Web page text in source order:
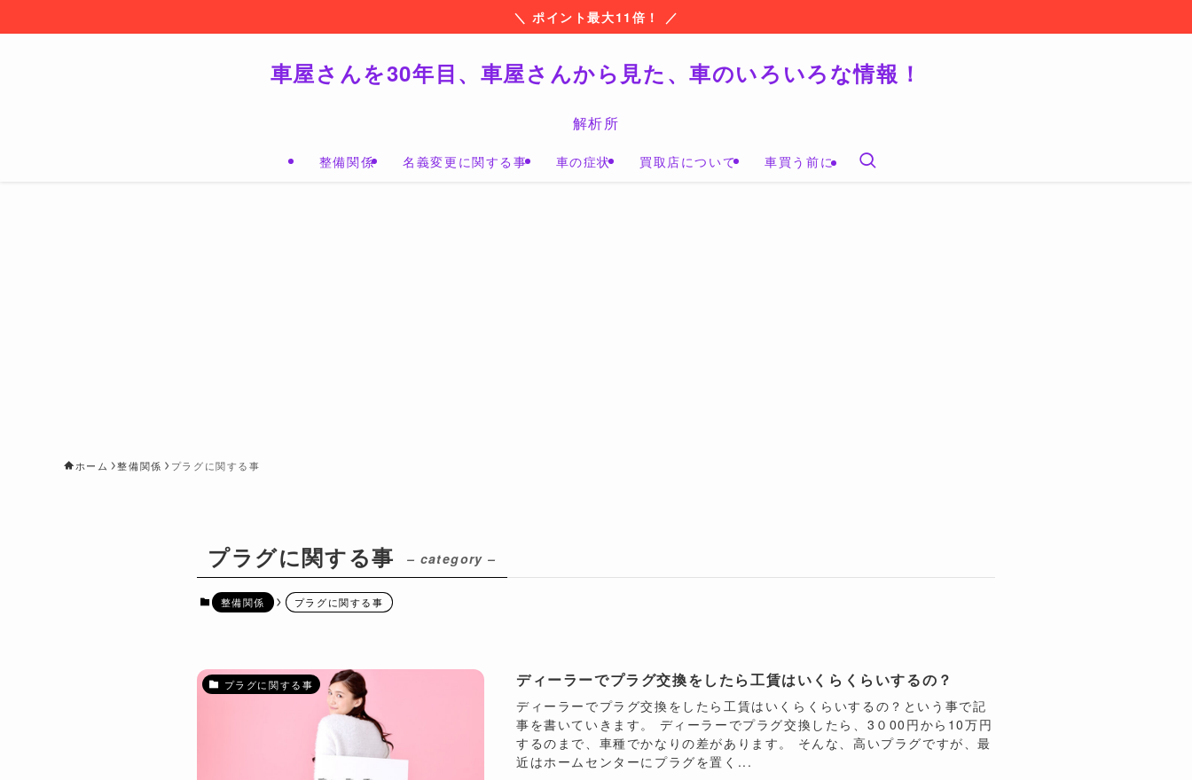
＼ ポイント最大11倍！ ／
車屋さんを30年目、車屋さんから見た、車のいろいろな情報！
整備関係 名義変更に関する事 車の症状 買取店について 車買う前に
解析所
ホーム 整備関係 プラグに関する事
プラグに関する事 – category –
整備関係 プラグに関する事
プラグに関する事 ディーラーでプラグ交換をしたら工賃はいくらくらいするの？
ディーラーでプラグ交換をしたら工賃はいくらくらいするの？という事で記
事を書いていきます。 ディーラーでプラグ交換したら、3０00円から10万円
するのまで、車種でかなりの差があります。 そんな、高いプラグですが、最
近はホームセンターにプラグを置く...